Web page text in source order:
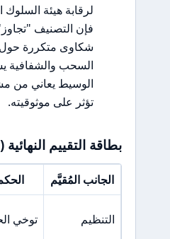
فإن التصنيف
شكاوى متكررة
السحب والشفافية
الوسيط يعاني من
تؤثر على موثوقيته.
بطاقة التقييم النهائية (Scorecard)
الجانب المُقيَّم
التنظيم توخي